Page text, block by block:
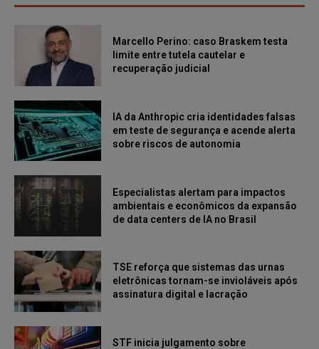
Marcello Perino: caso Braskem testa
limite entre tutela cautelar e
recuperação judicial
IA da Anthropic cria identidades falsas
em teste de segurança e acende alerta
sobre riscos de autonomia
Especialistas alertam para impactos
ambientais e econômicos da expansão
de data centers de IA no Brasil
TSE reforça que sistemas das urnas
eletrônicas tornam-se invioláveis após
assinatura digital e lacração
STF inicia julgamento sobre